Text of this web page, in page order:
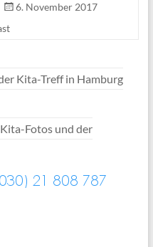
6. November 2017
Kita-Treff in Hamburg
Fotos und der